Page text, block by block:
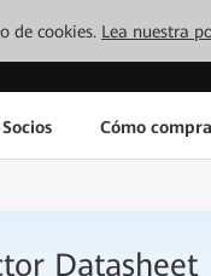
de cookies. Lea nuestra
Socios Cómo
Datasheet